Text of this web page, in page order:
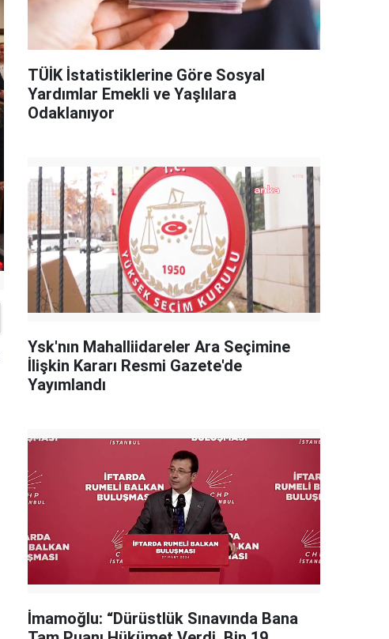
TÜİK İstatistiklerine Göre Sosyal
Yardımlar Emekli ve Yaşlılara
Odaklanıyor
Ysk'nın Mahalliidareler Ara Seçimine
İlişkin Kararı Resmi Gazete'de
Yayımlandı
İmamoğlu: “Dürüstlük Sınavında Bana